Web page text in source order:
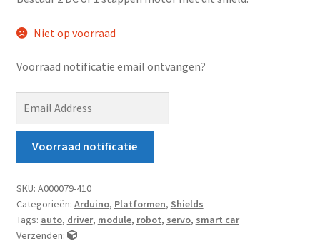
Niet op voorraad
Voorraad notificatie email ontvangen?
t
y
o
u
r
Voorraad notificatie
SKU: A000079-410
Categorieën: Arduino, Platformen, Shields
Tags: auto, driver, module, robot, servo, smart car
Verzenden: